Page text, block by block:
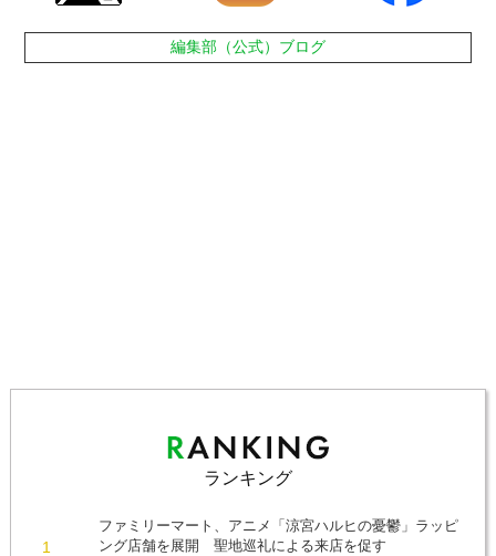
編集部（公式）ブログ
ランキング
ファミリーマート、アニメ「涼宮ハルヒの憂鬱」ラッピ
ング店舗を展開 聖地巡礼による来店を促す